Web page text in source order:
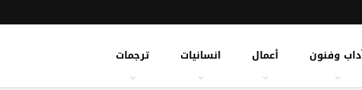
وفنون أعمال انسانيات ترجمات